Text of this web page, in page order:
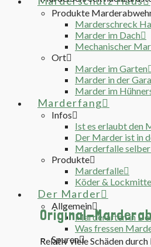
Produkte
Marderschreck
Marder im Dach
Mechanischer
Ort
Marder im Garten
Marder in der
Marder im
Marderfang
Infos
Ist es erlaubt den
Der Marder ist in
Marderfalle
Produkte
Marderfalle
Köder &
Der Marder
Allgemein
Marderarten in
Was fressen
Spuren
Original-
Relativ viele Schäden